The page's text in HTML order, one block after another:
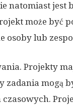
natomiast
może być
lub
Projekty
zadania